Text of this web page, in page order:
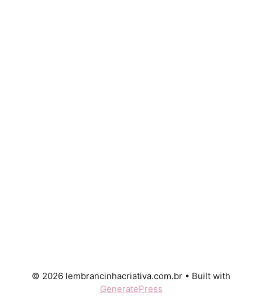
© 2026 lembrancinhacriativa.com.br • Built with
GeneratePress